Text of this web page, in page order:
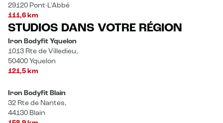
29120 Pont-L'Abbé
111,6 km
STUDIOS DANS VOTRE RÉGION
Iron Bodyfit Yquelon
1013 Rte de Villedieu,
50400 Yquelon
121,5 km
Iron Bodyfit Blain
32 Rte de Nantes,
44130 Blain